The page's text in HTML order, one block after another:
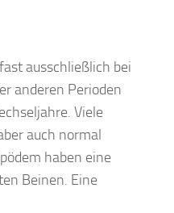
ausschließlich bei
anderen Perioden
Viele
auch normal
haben eine
Beinen. Eine